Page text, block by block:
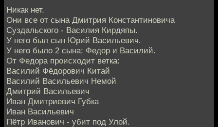
Никак нет.
Они все от сына Дмитрия Константиновича
Суздальского - Василия Кирдяпы.
У него был сын Юрий Васильевич.
У него было 2 сына: Федор и Василий.
От Федора происходит ветка:
Василий Фёдорович Китай
Василий Васильевич Немой
Дмитрий Васильевич
Иван Дмитриевич Губка
Иван Васильевич
Пётр Иванович - убит под Улой.